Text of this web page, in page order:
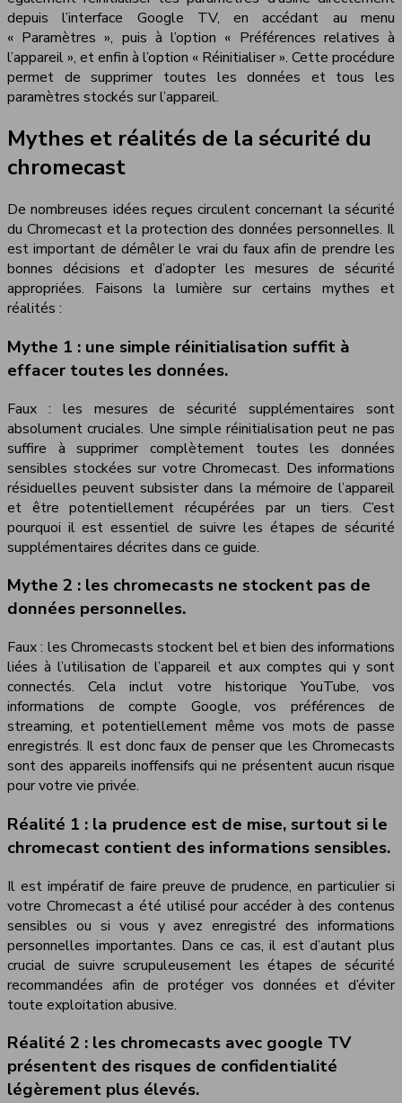
depuis l’interface Google TV, en accédant au menu
« Paramètres », puis à l’option « Préférences relatives à
l’appareil », et enfin à l’option « Réinitialiser ». Cette procédure
permet de supprimer toutes les données et tous les
paramètres stockés sur l’appareil.
Mythes et réalités de la sécurité du
chromecast
De nombreuses idées reçues circulent concernant la sécurité
du Chromecast et la protection des données personnelles. Il
est important de démêler le vrai du faux afin de prendre les
bonnes décisions et d’adopter les mesures de sécurité
appropriées. Faisons la lumière sur certains mythes et
réalités :
Mythe 1 : une simple réinitialisation suffit à
effacer toutes les données.
Faux : les mesures de sécurité supplémentaires sont
absolument cruciales. Une simple réinitialisation peut ne pas
suffire à supprimer complètement toutes les données
sensibles stockées sur votre Chromecast. Des informations
résiduelles peuvent subsister dans la mémoire de l’appareil
et être potentiellement récupérées par un tiers. C’est
pourquoi il est essentiel de suivre les étapes de sécurité
supplémentaires décrites dans ce guide.
Mythe 2 : les chromecasts ne stockent pas de
données personnelles.
Faux : les Chromecasts stockent bel et bien des informations
liées à l’utilisation de l’appareil et aux comptes qui y sont
connectés. Cela inclut votre historique YouTube, vos
informations de compte Google, vos préférences de
streaming, et potentiellement même vos mots de passe
enregistrés. Il est donc faux de penser que les Chromecasts
sont des appareils inoffensifs qui ne présentent aucun risque
pour votre vie privée.
Réalité 1 : la prudence est de mise, surtout si le
chromecast contient des informations sensibles.
Il est impératif de faire preuve de prudence, en particulier si
votre Chromecast a été utilisé pour accéder à des contenus
sensibles ou si vous y avez enregistré des informations
personnelles importantes. Dans ce cas, il est d’autant plus
crucial de suivre scrupuleusement les étapes de sécurité
recommandées afin de protéger vos données et d’éviter
toute exploitation abusive.
Réalité 2 : les chromecasts avec google TV
présentent des risques de confidentialité
légèrement plus élevés.